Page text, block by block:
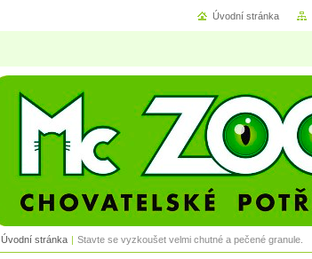
Úvodní stránka | Stavte se vyzkoušet velmi chutné a pečené granule.
Úvodní stránka